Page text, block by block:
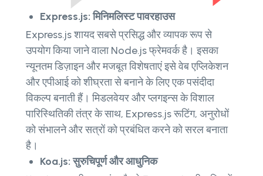
Express.js: मिनिमलिस्ट पावरहाउस
Express.js शायद सबसे प्रसिद्ध और व्यापक रूप से
उपयोग किया जाने वाला Node.js फ्रेमवर्क है। इसका
न्यूनतम डिज़ाइन और मजबूत विशेषताएं इसे वेब एप्लिकेशन
और एपीआई को शीघ्रता से बनाने के लिए एक पसंदीदा
विकल्प बनाती हैं। मिडलवेयर और प्लगइन्स के विशाल
पारिस्थितिकी तंत्र के साथ, Express.js रूटिंग, अनुरोधों
को संभालने और सत्रों को प्रबंधित करने को सरल बनाता
है।
Koa.js: सुरुचिपूर्ण और आधुनिक